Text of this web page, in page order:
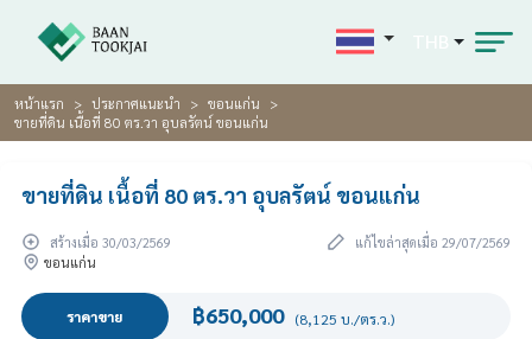
หน้าแรก ประกาศแนะนำ
ขอนแก่น
ขายที่ดิน เนื้อที่ 80 ตร.วา อุบลรัตน์ ขอนแก่น
ขายที่ดิน เนื้อที่ 80 ตร.วา อุบลรัตน์ ขอนแก่น
สร้างเมื่อ 30/03/2569
แก้ไขล่าสุดเมื่อ 29/07/2569
ขอนแก่น
ราคาขาย ฿650,000 (8,125 บ./ตร.ว.)